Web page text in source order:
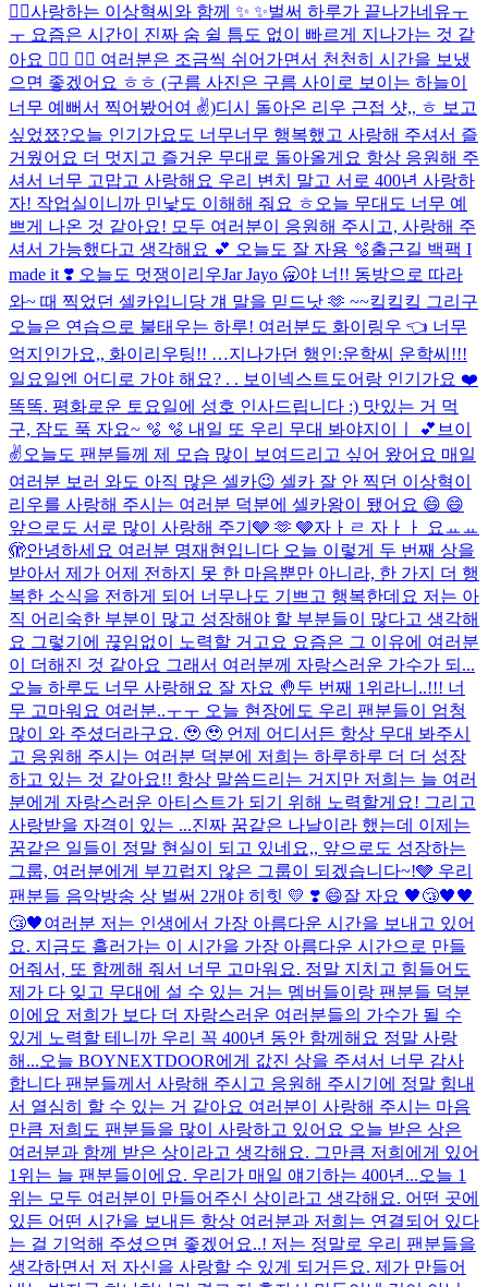
😵‍💫사랑하는 이상혁씨와 함께 ✨ ✨벌써 하루가 끝나가네유ㅜ
ㅜ 요즘은 시간이 진짜 숨 쉴 틈도 없이 빠르게 지나가는 것 같
아요 😶‍🌫️ 😶‍🌫️ 여러분은 조금씩 쉬어가면서 천천히 시간을 보냈
으면 좋겠어요 ㅎㅎ (구름 사진은 구름 사이로 보이는 하늘이
너무 예뻐서 찍어봤어여 ✌️)디시 돌아온 리우 근접 샷,, ㅎ 보고
싶었쬬?오늘 인기가요도 너무너무 행복했고 사랑해 주셔서 즐
거웠어요 더 멋지고 즐거운 무대로 돌아올게요 항상 응원해 주
셔서 너무 고맙고 사랑해요 우리 변치 말고 서로 400년 사랑하
자! 작업실이니까 민낯도 이해해 줘요 ㅎ 오늘 무대도 너무 예
쁘게 나온 것 같아요! 모두 여러분이 응원해 주시고, 사랑해 주
셔서 가능했다고 생각해요 💕​ 오늘도 잘 자용 🫧​출근길 백팩 I
made it ❣️ 오늘도 멋쟁이리우Jar Jayo 🥱야 너!! 동방으로 따라
와~ 때 찍었던 셀카입니당 걔 말을 믿드낫 🫶 ~~킼킼킼 그리구
오늘은 연습으로 불태우는 하루! 여러분도 화이링우 👈 너무
억지인가요,, 화이리우팅!! …지나가던 행인:운학씨 운학씨!!!
일요일엔 어디로 가야 해요? . . 보이넥스트도어랑 인기가요 ❤️
똑똑. 평화로운 토요일에 성호 인사드립니다 :) 맛있는 거 먹
구, 잠도 푹 자요~ 🫧 🫧 내일 또 우리 무대 봐야지이ㅣ 💕 브이
✌️오늘도 팬분들께 제 모습 많이 보여드리고 싶어 왔어요 매일
여러분 보러 와도 아직 많은 셀카😉 셀카 잘 안 찍던 이상혁이
리우를 사랑해 주시는 여러분 덕분에 셀카왕이 됐어요 😄 😄
앞으로도 서로 많이 사랑해 주기🩶 🫶 🩶자ㅏㄹ 자ㅏㅏ 요ㅛㅛ
🫣안녕하세요 여러분 명재현입니다 오늘 이렇게 두 번째 상을
받아서 제가 어제 전하지 못 한 마음뿐만 아니라, 한 가지 더 행
복한 소식을 전하게 되어 너무나도 기쁘고 행복한데요 저는 아
직 어리숙한 부분이 많고 성장해야 할 부분들이 많다고 생각해
요 그렇기에 끊임없이 노력할 거고요 요즘은 그 이유에 여러분
이 더해진 것 같아요 그래서 여러분께 자랑스러운 가수가 되...
오늘 하루도 너무 사랑해요 잘 자요 🤚두 번째 1위라니..!!! 너
무 고마워요 여러분..ㅜㅜ 오늘 현장에도 우리 팬분들이 엄청
많이 와 주셨더라구요. 🥹 🥹 언제 어디서든 항상 무대 봐주시
고 응원해 주시는 여러분 덕분에 저희는 하루하루 더 더 성장
하고 있는 것 같아요!! 항상 말씀드리는 거지만 저희는 늘 여러
분에게 자랑스러운 아티스트가 되기 위해 노력할게요! 그리고
사랑받을 자격이 있는 ...진짜 꿈같은 나날이라 했는데 이제는
꿈같은 일들이 정말 현실이 되고 있네요,, 앞으로도 성장하는
그룹, 여러분에게 부끄럽지 않은 그룹이 되겠습니다~!🩶 우리
팬분들 음악방송 상 벌써 2개야 히힛 💛​ ❣️​ 😄​잘 자요 🖤😴🖤🖤
😴🖤여러분 저는 인생에서 가장 아름다운 시간을 보내고 있어
요. 지금도 흘러가는 이 시간을 가장 아름다운 시간으로 만들
어줘서, 또 함께해 줘서 너무 고마워요. 정말 지치고 힘들어도
제가 다 잊고 무대에 설 수 있는 거는 멤버들이랑 팬분들 덕분
이에요 저희가 보다 더 자랑스러운 여러분들의 가수가 될 수
있게 노력할 테니까 우리 꼭 400년 동안 함께해요 정말 사랑
해...오늘 BOYNEXTDOOR에게 값진 상을 주셔서 너무 감사
합니다 팬분들께서 사랑해 주시고 응원해 주시기에 정말 힘내
서 열심히 할 수 있는 거 같아요 여러분이 사랑해 주시는 마음
만큼 저희도 팬분들을 많이 사랑하고 있어요 오늘 받은 상은
여러분과 함께 받은 상이라고 생각해요. 그만큼 저희에게 있어
1위는 늘 팬분들이에요. 우리가 매일 얘기하는 400년...오늘 1
위는 모두 여러분이 만들어주신 상이라고 생각해요. 어떤 곳에
있든 어떤 시간을 보내든 항상 여러분과 저희는 연결되어 있다
는 걸 기억해 주셨으면 좋겠어요..! 저는 정말로 우리 팬분들을
생각하면서 저 자신을 사랑할 수 있게 되거든요. 제가 만들어